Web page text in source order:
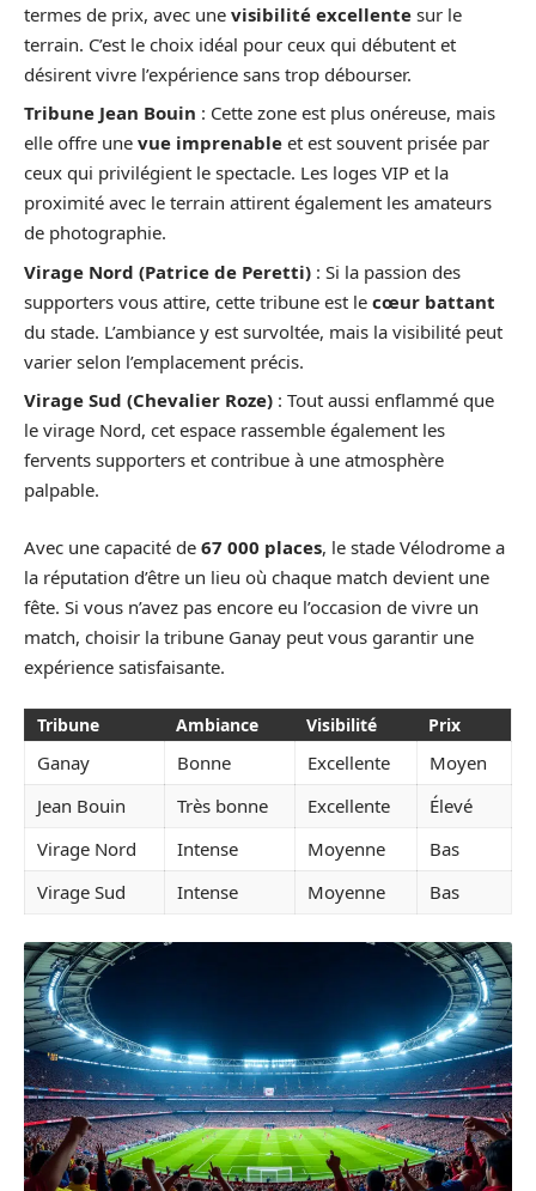
termes de prix, avec une visibilité excellente sur le
terrain. C’est le choix idéal pour ceux qui débutent et
désirent vivre l’expérience sans trop débourser.
Tribune Jean Bouin : Cette zone est plus onéreuse, mais
elle offre une vue imprenable et est souvent prisée par
ceux qui privilégient le spectacle. Les loges VIP et la
proximité avec le terrain attirent également les amateurs
de photographie.
Virage Nord (Patrice de Peretti) : Si la passion des
supporters vous attire, cette tribune est le cœur battant
du stade. L’ambiance y est survoltée, mais la visibilité peut
varier selon l’emplacement précis.
Virage Sud (Chevalier Roze) : Tout aussi enflammé que
le virage Nord, cet espace rassemble également les
fervents supporters et contribue à une atmosphère
palpable.
Avec une capacité de 67 000 places, le stade Vélodrome a
la réputation d’être un lieu où chaque match devient une
fête. Si vous n’avez pas encore eu l’occasion de vivre un
match, choisir la tribune Ganay peut vous garantir une
expérience satisfaisante.
Tribune Ambiance Visibilité Prix
Ganay Bonne Excellente
Moyen
Jean Bouin
Très bonne Excellente
Élevé
Virage Nord
Intense Moyenne
Bas
Virage Sud
Intense Moyenne Bas